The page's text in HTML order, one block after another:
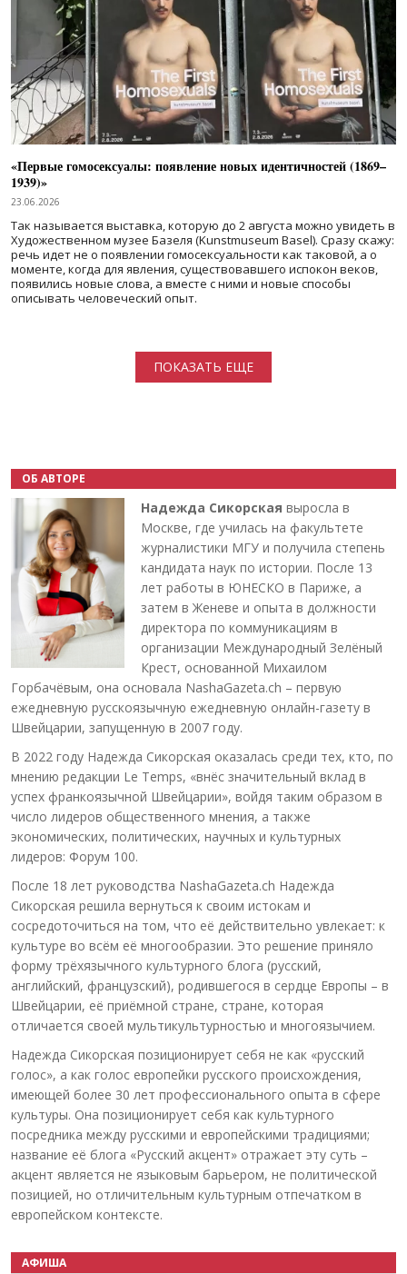
«Первые гомосексуалы: появление новых идентичностей (1869–
1939)»
23.06.2026
Так называется выставка, которую до 2 августа можно увидеть в
Художественном музее Базеля (Kunstmuseum Basel). Сразу скажу:
речь идет не о появлении гомосексуальности как таковой, а о
моменте, когда для явления, существовавшего испокон веков,
появились новые слова, а вместе с ними и новые способы
описывать человеческий опыт.
ПОКАЗАТЬ ЕЩЕ
ОБ АВТОРЕ
Надежда Сикорская выросла в
Москве, где училась на факультете
журналистики МГУ и получила степень
кандидата наук по истории. После 13
лет работы в ЮНЕСКО в Париже, а
затем в Женеве и опыта в должности
директора по коммуникациям в
организации Международный Зелёный
Крест, основанной Михаилом
Горбачёвым, она основала NashaGazeta.ch – первую
ежедневную русскоязычную ежедневную онлайн-газету в
Швейцарии, запущенную в 2007 году.
В 2022 году Надежда Сикорская оказалась среди тех, кто, по
мнению редакции Le Temps, «внёс значительный вклад в
успех франкоязычной Швейцарии», войдя таким образом в
число лидеров общественного мнения, а также
экономических, политических, научных и культурных
лидеров: Форум 100.
После 18 лет руководства NashaGazeta.ch Надежда
Сикорская решила вернуться к своим истокам и
сосредоточиться на том, что её действительно увлекает: к
культуре во всём её многообразии. Это решение приняло
форму трёхязычного культурного блога (русский,
английский, французский), родившегося в сердце Европы – в
Швейцарии, её приёмной стране, стране, которая
отличается своей мультикультурностью и многоязычием.
Надежда Сикорская позиционирует себя не как «русский
голос», а как голос европейки русского происхождения,
имеющей более 30 лет профессионального опыта в сфере
культуры. Она позиционирует себя как культурного
посредника между русскими и европейскими традициями;
название её блога «Русский акцент» отражает эту суть –
акцент является не языковым барьером, не политической
позицией, но отличительным культурным отпечатком в
европейском контексте.
АФИША